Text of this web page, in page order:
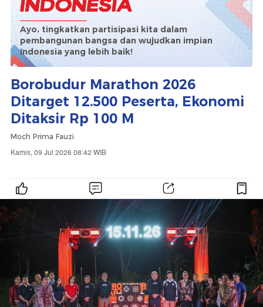
Ayo, tingkatkan partisipasi kita dalam
pembangunan bangsa dan wujudkan impian
Indonesia yang lebih baik!
Borobudur Marathon 2026
Ditarget 12.500 Peserta, Ekonomi
Ditaksir Rp 100 M
Moch Prima Fauzi
Kamis, 09 Jul 2026 08:42 WIB